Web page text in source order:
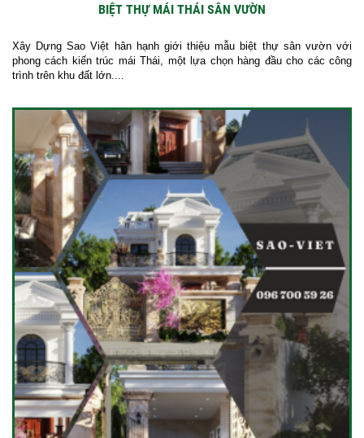
BIỆT THỰ MÁI THÁI SÂN VƯỜN
Xây Dựng Sao Việt hân hạnh giới thiệu mẫu biệt thự sân vườn với
phong cách kiến trúc mái Thái, một lựa chọn hàng đầu cho các công
trình trên khu đất lớn....